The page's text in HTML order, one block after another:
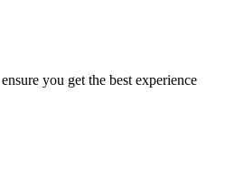
you get the best experience